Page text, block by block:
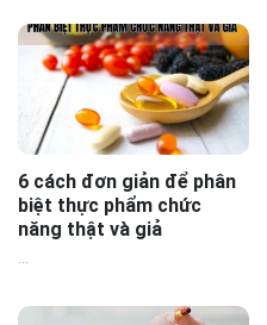
6 cách đơn giản để phân
biệt thực phẩm chức
năng thật và giả